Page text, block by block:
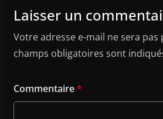
Laisser un
Votre adresse e-mail ne sera pas
champs obligatoires sont
Commentaire*